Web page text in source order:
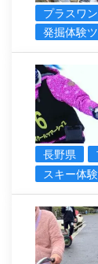
プラスワ
発掘体験
長野県
スキー体験